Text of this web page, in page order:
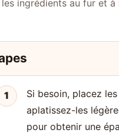
ingrédients au fur et à
1
Si besoin, placez
aplatissez-les
pour obtenir une